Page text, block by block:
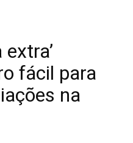
fácil para
na